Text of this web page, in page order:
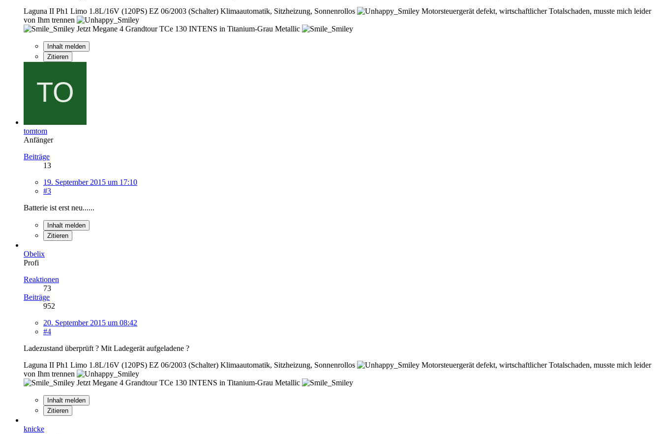
Laguna II Ph1 Limo 1.8L/16V (120PS) EZ 06/2003 (Schalter) Klimaautomatik, Sitzheizung, Sonnenrollos
Motorsteuergerät defekt, wirtschaftlicher Totalschaden, musste mich leider
von Ihm trennen
Jetzt Megane 4 Grandtour TCe 130 INTENS in Titanium-Grau Metallic
Inhalt melden
Zitieren
tomtom
Anfänger
Beiträge
13
19. September 2015 um 17:10
#3
Batterie ist erst neu......
Inhalt melden
Zitieren
Obelix
Profi
Reaktionen
73
Beiträge
952
20. September 2015 um 08:42
#4
Ladezustand überprüft ? Mit Ladegerät aufgeladene ?
Laguna II Ph1 Limo 1.8L/16V (120PS) EZ 06/2003 (Schalter) Klimaautomatik, Sitzheizung, Sonnenrollos
Motorsteuergerät defekt, wirtschaftlicher Totalschaden, musste mich leider
von Ihm trennen
Jetzt Megane 4 Grandtour TCe 130 INTENS in Titanium-Grau Metallic
Inhalt melden
Zitieren
knicke